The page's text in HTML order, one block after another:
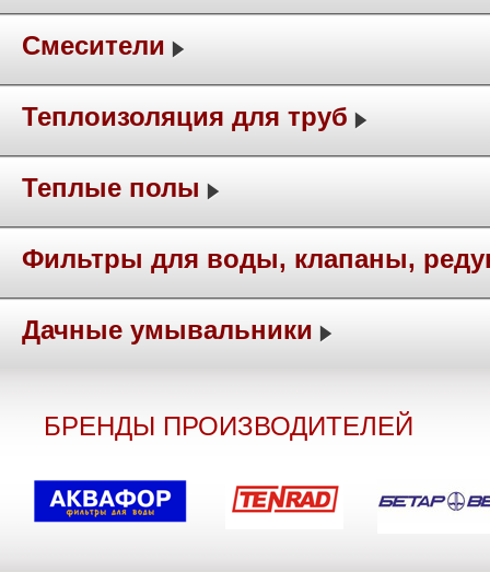
Смесители
Теплоизоляция для труб
Теплые полы
Фильтры для воды, клапаны,
Дачные умывальники
БРЕНДЫ ПРОИЗВОДИТЕЛЕЙ